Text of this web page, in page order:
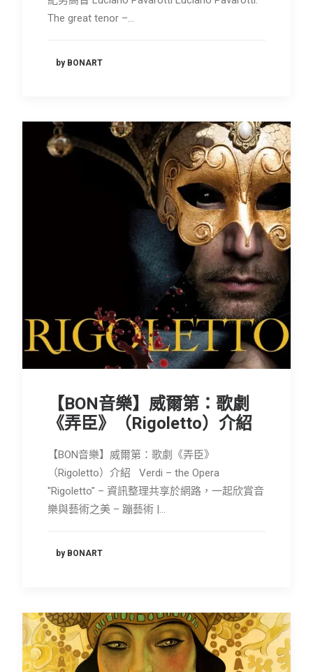
The great tenor –…
by BONART
【BON音樂】威爾第：歌劇
《弄臣》（Rigoletto）介紹
【BON音樂】威爾第：歌劇《弄臣》
（Rigoletto）介紹 Verdi – the Opera
"Rigoletto" – 資訊整理共享於網路，一起欣賞音
樂與藝術之美 – 蹦藝術 |…
by BONART